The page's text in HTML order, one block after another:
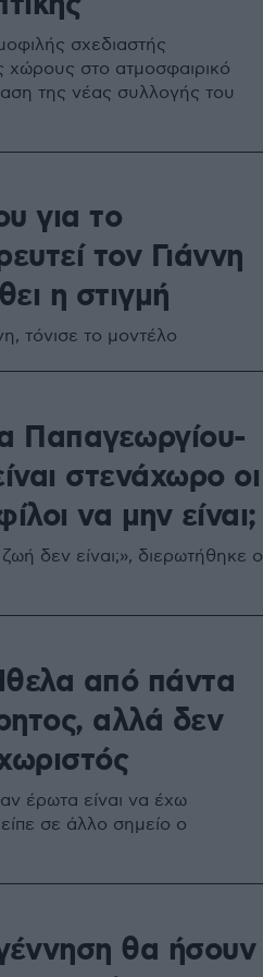
σχεδιαστής
χώρους στο ατμοσφαιρικό
της νέας συλλογής του
για το
τον Γιάννη
η στιγμή
τόνισε το μοντέλο
Παπαγεωργίου-
στενάχωρο οι
να μην είναι;
δεν είναι;», διερωτήθηκε ο
από πάντα
αλλά δεν
έρωτα είναι να έχω
σε άλλο σημείο ο
θα ήσουν